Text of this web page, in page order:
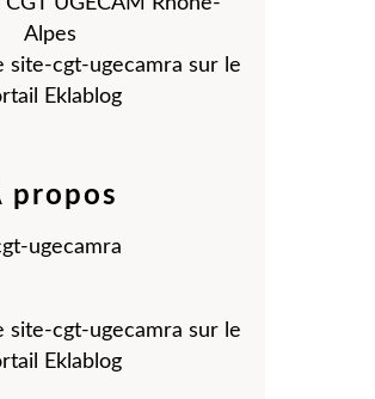
Alpes
site-cgt-ugecamra sur le
Eklablog
propos
site-cgt-ugecamra sur le
Eklablog